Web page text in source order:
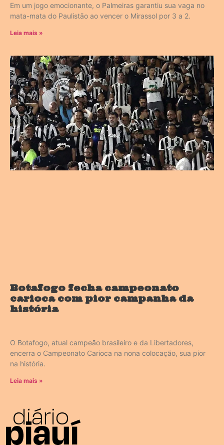
Em um jogo emocionante, o Palmeiras garantiu sua vaga no
mata-mata do Paulistão ao vencer o Mirassol por 3 a 2.
Leia mais »
Botafogo fecha campeonato
carioca com pior campanha da
história
O Botafogo, atual campeão brasileiro e da Libertadores,
encerra o Campeonato Carioca na nona colocação, sua pior
na história.
Leia mais »